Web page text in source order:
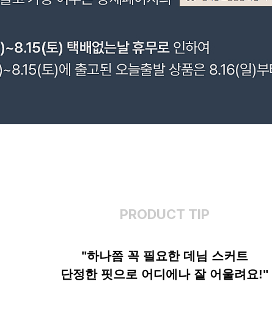
PRODUCT TIP
"하나쯤 꼭 필요한 데님 스커트
단정한 핏으로 어디에나 잘 어울려요!"